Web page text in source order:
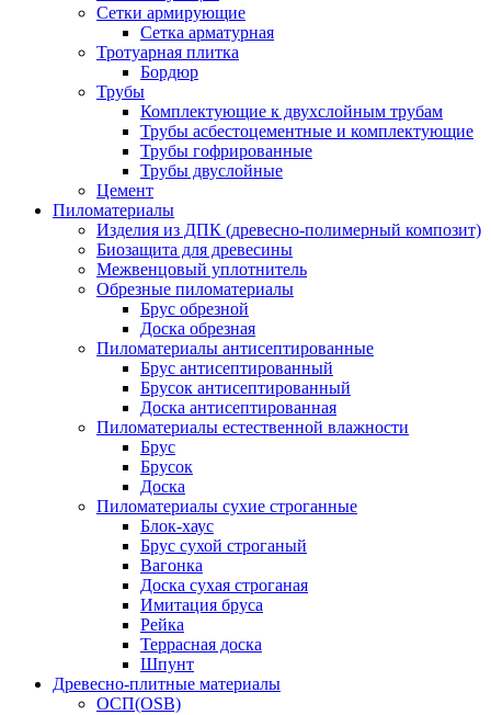
Сетки армирующие
Сетка арматурная
Тротуарная плитка
Бордюр
Трубы
Комплектующие к двухслойным трубам
Трубы асбестоцементные и комплектующие
Трубы гофрированные
Трубы двуслойные
Цемент
Пиломатериалы
Изделия из ДПК (древесно-полимерный композит)
Биозащита для древесины
Межвенцовый уплотнитель
Обрезные пиломатериалы
Брус обрезной
Доска обрезная
Пиломатериалы антисептированные
Брус антисептированный
Брусок антисептированный
Доска антисептированная
Пиломатериалы естественной влажности
Брус
Брусок
Доска
Пиломатериалы сухие строганные
Блок-хаус
Брус сухой строганый
Вагонка
Доска сухая строганая
Имитация бруса
Рейка
Террасная доска
Шпунт
Древесно-плитные материалы
ОСП(OSB)